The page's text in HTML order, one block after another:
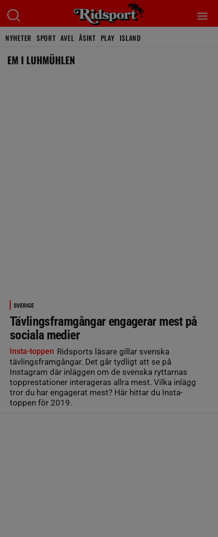
NYHETER SPORT AVEL ÅSIKT PLAY ISLAND
EM I LUHMÜHLEN
SVERIGE
Tävlingsframgångar engagerar mest på
sociala medier
Insta-toppen Ridsports läsare gillar svenska
tävlingsframgångar. Det går tydligt att se på
Instagram där inläggen om de svenska ryttarnas
topprestationer interageras allra mest. Vilka inlägg
tror du har engagerat mest? Här hittar du Insta-
toppen för 2019.